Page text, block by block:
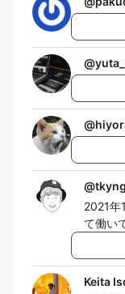
@
@
@
2021年
て働い
Keita